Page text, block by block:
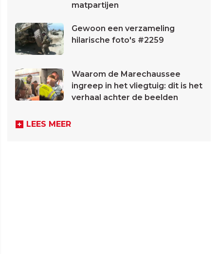
matpartijen
Gewoon een verzameling
hilarische foto's #2259
Waarom de Marechaussee
ingreep in het vliegtuig: dit is het
verhaal achter de beelden
LEES MEER